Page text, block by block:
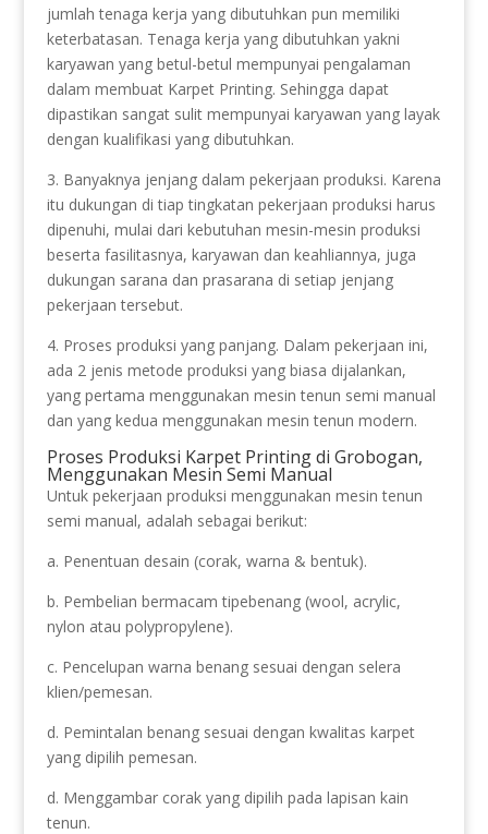
jumlah tenaga kerja yang dibutuhkan pun memiliki
keterbatasan. Tenaga kerja yang dibutuhkan yakni
karyawan yang betul-betul mempunyai pengalaman
dalam membuat Karpet Printing. Sehingga dapat
dipastikan sangat sulit mempunyai karyawan yang layak
dengan kualifikasi yang dibutuhkan.
3. Banyaknya jenjang dalam pekerjaan produksi. Karena
itu dukungan di tiap tingkatan pekerjaan produksi harus
dipenuhi, mulai dari kebutuhan mesin-mesin produksi
beserta fasilitasnya, karyawan dan keahliannya, juga
dukungan sarana dan prasarana di setiap jenjang
pekerjaan tersebut.
4. Proses produksi yang panjang. Dalam pekerjaan ini,
ada 2 jenis metode produksi yang biasa dijalankan,
yang pertama menggunakan mesin tenun semi manual
dan yang kedua menggunakan mesin tenun modern.
Proses Produksi Karpet Printing di Grobogan,
Menggunakan Mesin Semi Manual
Untuk pekerjaan produksi menggunakan mesin tenun
semi manual, adalah sebagai berikut:
a. Penentuan desain (corak, warna & bentuk).
b. Pembelian bermacam tipebenang (wool, acrylic,
nylon atau polypropylene).
c. Pencelupan warna benang sesuai dengan selera
klien/pemesan.
d. Pemintalan benang sesuai dengan kwalitas karpet
yang dipilih pemesan.
d. Menggambar corak yang dipilih pada lapisan kain
tenun.